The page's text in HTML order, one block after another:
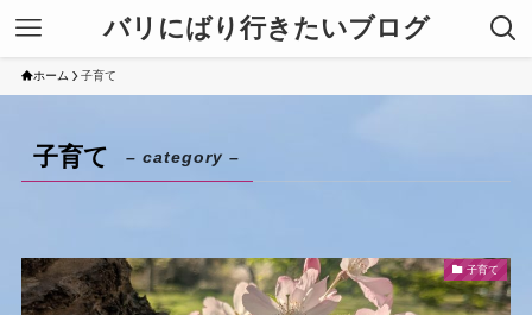
バリにばり行きたいブログ
ホーム 子育て
子育て – category –
子育て